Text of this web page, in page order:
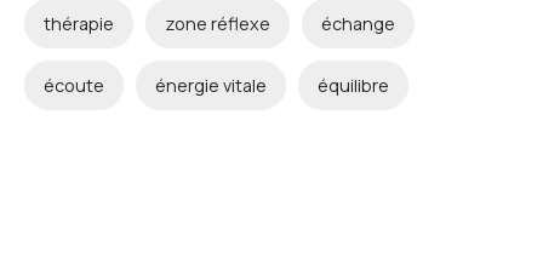
thérapie zone réflexe échange
écoute énergie vitale équilibre